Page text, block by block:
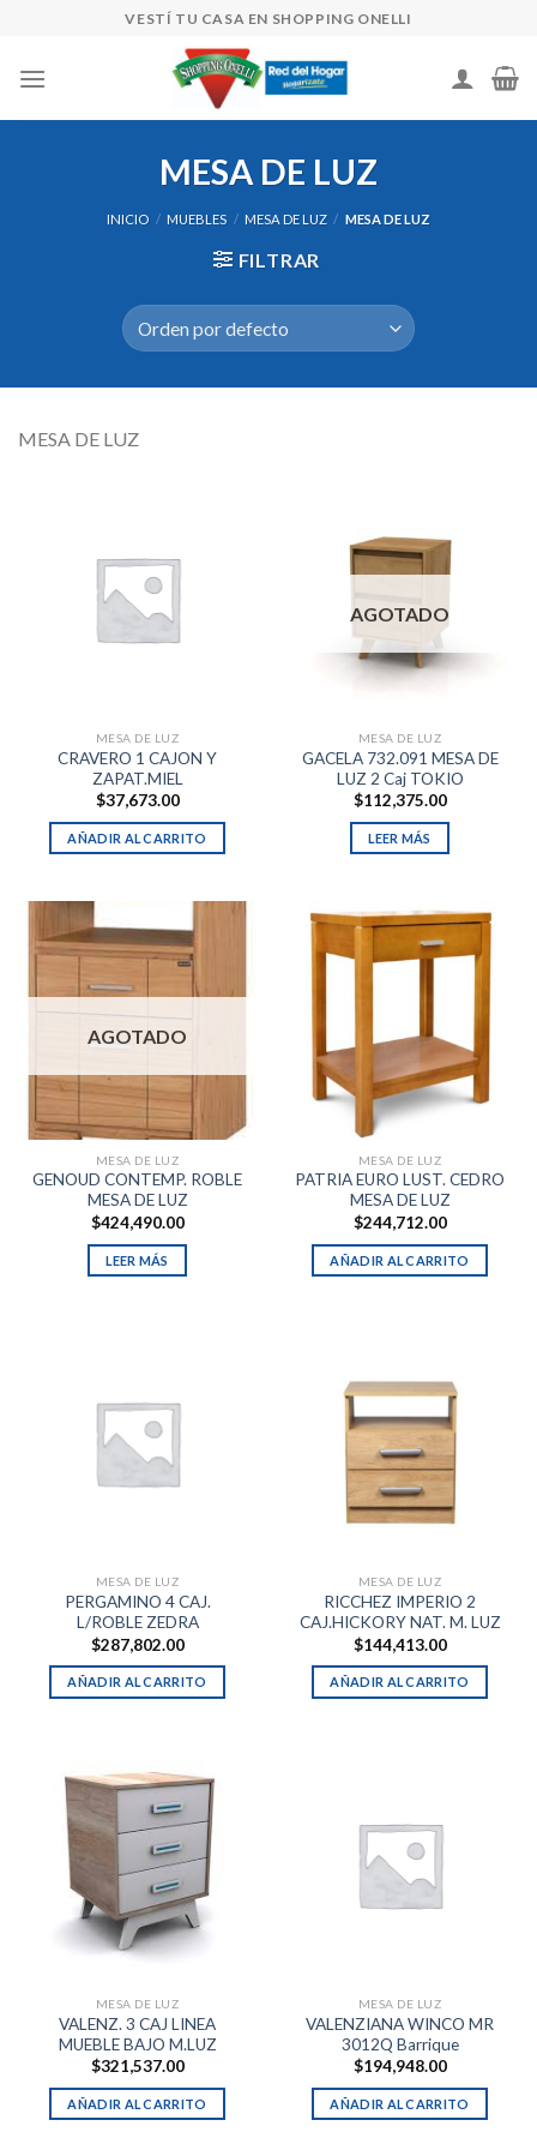
content
VESTÍ TU CASA EN SHOPPING ONELLI
MESA DE LUZ
INICIO / MUEBLES / MESA DE LUZ / MESA DE LUZ
FILTRAR
MESA DE LUZ
MESA DE LUZ
CRAVERO 1 CAJON Y
ZAPAT.MIEL
$37,673.00
AÑADIR AL CARRITO
AGOTADO
MESA DE LUZ
GACELA 732.091 MESA DE
LUZ 2 Caj TOKIO
$112,375.00
LEER MÁS
AGOTADO
MESA DE LUZ
GENOUD CONTEMP. ROBLE
MESA DE LUZ
$424,490.00
LEER MÁS
MESA DE LUZ
PATRIA EURO LUST. CEDRO
MESA DE LUZ
$244,712.00
AÑADIR AL CARRITO
MESA DE LUZ
PERGAMINO 4 CAJ.
L/ROBLE ZEDRA
$287,802.00
AÑADIR AL CARRITO
MESA DE LUZ
RICCHEZ IMPERIO 2
CAJ.HICKORY NAT. M. LUZ
$144,413.00
AÑADIR AL CARRITO
MESA DE LUZ
VALENZ. 3 CAJ LINEA
MUEBLE BAJO M.LUZ
$321,537.00
AÑADIR AL CARRITO
MESA DE LUZ
VALENZIANA WINCO MR
3012Q Barrique
$194,948.00
AÑADIR AL CARRITO